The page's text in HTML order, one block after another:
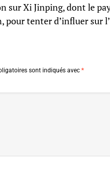
sur Xi Jinping, dont le
tenter d’influer sur
sont indiqués avec *